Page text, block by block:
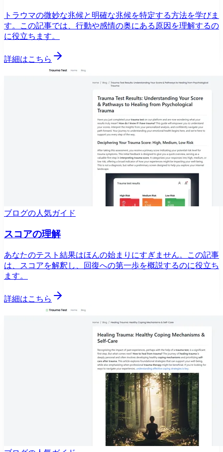
トラウマの微妙な兆候と明確な兆候を特定する方法を学びま
す。この記事では、行動や感情の奥にある原因を理解するの
に役立ちます。
詳細はこちら
ブログの人気ガイド
スコアの理解
あなたのテスト結果はほんの始まりにすぎません。この記事
は、スコアを解釈し、回復への第一歩を概説するのに役立ち
ます。
詳細はこちら